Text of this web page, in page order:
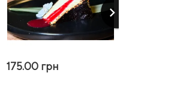
keyboard_arrow_right
175.00 грн